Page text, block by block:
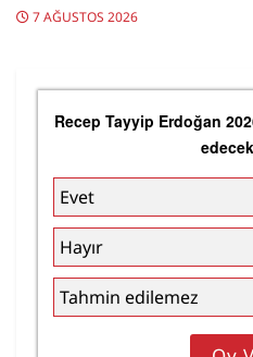
7 AĞUSTOS 2026
Recep Tayyip Erdoğan
Evet
Hayır
Tahmin edilemez